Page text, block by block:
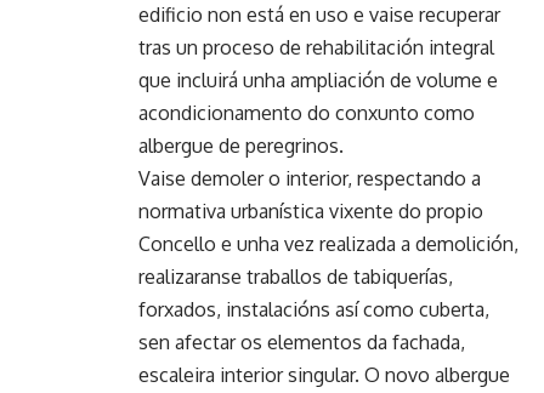
edificio non está en uso e vaise recuperar
tras un proceso de rehabilitación integral
que incluirá unha ampliación de volume e
acondicionamento do conxunto como
albergue de peregrinos.
Vaise demoler o interior, respectando a
normativa urbanística vixente do propio
Concello e unha vez realizada a demolición,
realizaranse traballos de tabiquerías,
forxados, instalacións así como cuberta,
sen afectar os elementos da fachada,
escaleira interior singular. O novo albergue